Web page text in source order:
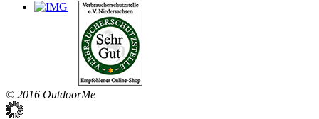
© 2016 OutdoorMe